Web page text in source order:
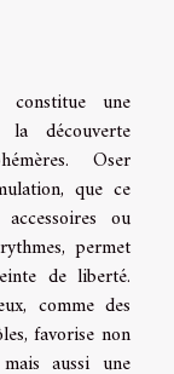
constitue une
découverte
Oser
que ce
ou
permet
de liberté.
comme des
favorise non
aussi une